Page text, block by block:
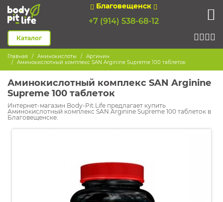
Благовещенск
+7 (914) 538-68-12
Каталог
Главная Аминокислоты
Аргинин
Аминокислотный комплекс SAN Arginine Supreme 100 таблеток
Аминокислотный комплекс SAN Arginine
Supreme 100 таблеток
Интернет-магазин Body-Pit.Life предлагает купить
Аминокислотный комплекс SAN Arginine Supreme 100 таблеток в
Благовещенске.